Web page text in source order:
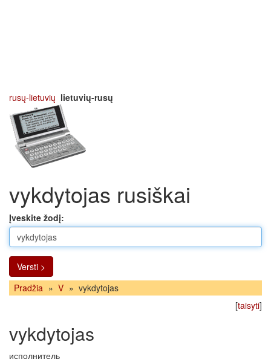
rusų-lietuvių lietuvių-rusų
vykdytojas rusiškai
Įveskite žodį:
Versti >
Pradžia » V » vykdytojas
[taisyti]
vykdytojas
исполнитель